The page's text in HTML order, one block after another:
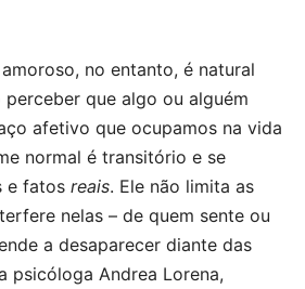
no entanto, é natural
perceber que algo ou alguém
afetivo que ocupamos na vida
normal é transitório e se
e fatos reais. Ele não limita as
nelas – de quem sente ou
a desaparecer diante das
psicóloga Andrea Lorena,